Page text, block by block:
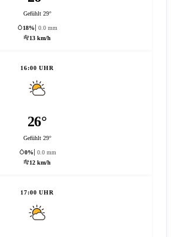
Gefühlt 29°
18%
0.0 mm
13 km/h
16:00 UHR
26°
Gefühlt 29°
0%
0.0 mm
12 km/h
17:00 UHR